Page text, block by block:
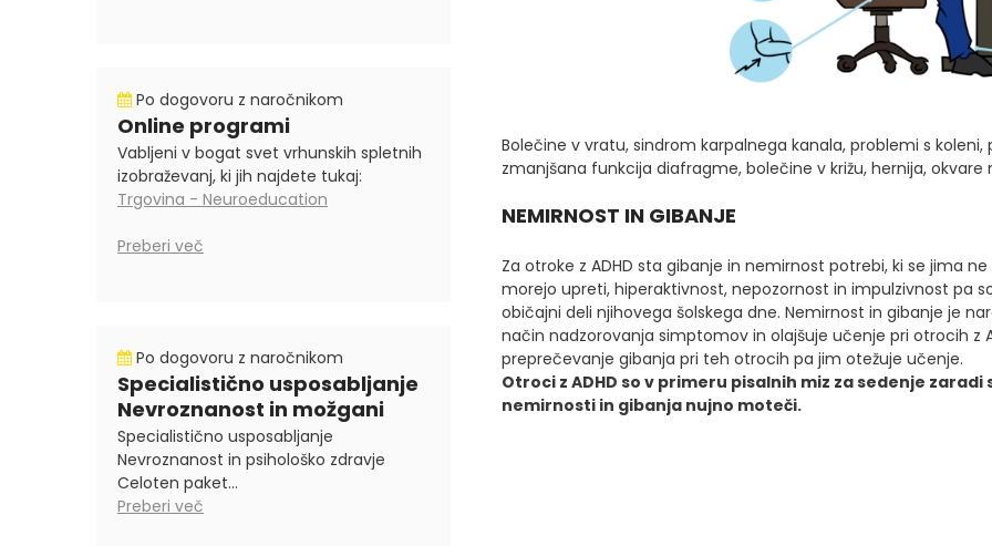
Po dogovoru z naročnikom
Online programi
Vabljeni v bogat svet vrhunskih spletnih
izobraževanj, ki jih najdete tukaj:
Trgovina - Neuroeducation
Preberi več
Po dogovoru z naročnikom
Specialistično usposabljanje
Nevroznanost in možgani
Specialistično usposabljanje
Nevroznanost in psihološko zdravje
Celoten paket...
Preberi več
Bolečine v vratu, sindrom karpalnega kanala, problemi s
zmanjšana funkcija diafragme, bolečine v križu, hernija,
NEMIRNOST IN GIBANJE
Za otroke z ADHD sta gibanje in nemirnost potrebi, ki se jima ne
morejo upreti, hiperaktivnost, nepozornost in impulzivnost pa
običajni deli njihovega šolskega dne. Nemirnost in gibanje je
način nadzorovanja simptomov in olajšuje učenje pri otrocih z
preprečevanje gibanja pri teh otrocih pa jim otežuje učenje.
Otroci z ADHD so v primeru pisalnih miz za sedenje zaradi
nemirnosti in gibanja nujno moteči.